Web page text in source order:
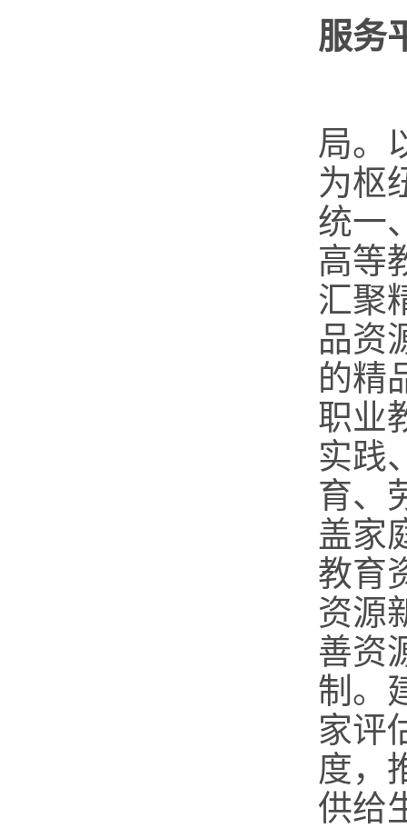
服务
局。
为枢
统一
高等
汇聚
品资
的精
职业
实践
育、
盖家
教育
资源
善资
制。
家评
度，
供给